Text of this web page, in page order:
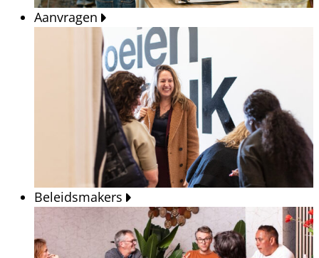
Aanvragen
Beleidsmakers